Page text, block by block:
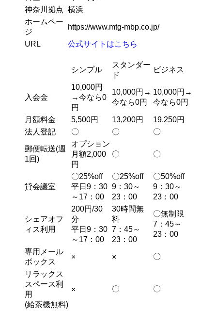
神奈川拠点 横浜
ホームペー
ジ
https://www.mtg-mbp.co.jp/
URL 公式サイトはこちら
シンプル
スタンダー
ド
ビジネス
入会金
10,000円
→今なら0
円
10,000円→
今なら0円
10,000円→
今なら0円
月額料金 5,500円 13,200円
19,250円
法人登記
〇 〇 〇
郵便転送(週
1回)
オプション
月額2,000
円
〇 〇
貸会議室
〇25%off
平日9：30
～17：00
〇25%off
9：30～
23：00
〇50%off
9：30～
23：00
シェアオフ
ィス利用
200円/30
分
平日9：30
～17：00
30時間無
料
7：45～
23：00
〇無制限
7：45～
23：00
専用メール
ボックス
× × 〇
リラックス
スペース利
用
(給茶機無料)
× 〇 〇